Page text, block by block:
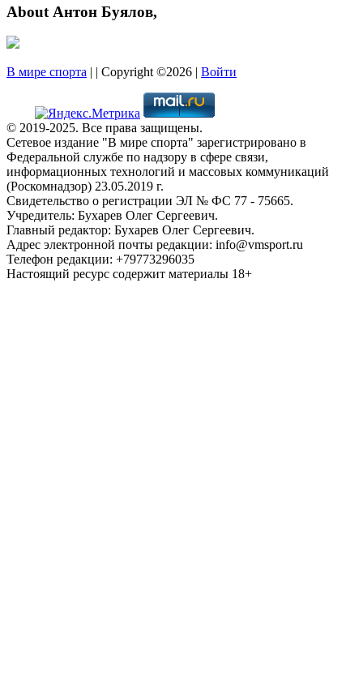
About Антон Буялов,
В мире спорта | | Copyright ©2026 | Войти
© 2019-2025. Все права защищены.
Сетевое издание "В мире спорта" зарегистрировано в
Федеральной службе по надзору в сфере связи,
информационных технологий и массовых коммуникаций
(Роскомнадзор) 23.05.2019 г.
Свидетельство о регистрации ЭЛ № ФС 77 - 75665.
Учредитель: Бухарев Олег Сергеевич.
Главный редактор: Бухарев Олег Сергеевич.
Адрес электронной почты редакции: info@vmsport.ru
Телефон редакции: +79773296035
Настоящий ресурс содержит материалы 18+